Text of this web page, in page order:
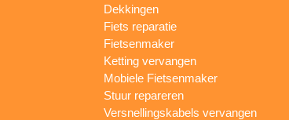
Dekkingen
Fiets reparatie
Fietsenmaker
Ketting vervangen
Mobiele Fietsenmaker
Stuur repareren
Versnellingskabels vervangen